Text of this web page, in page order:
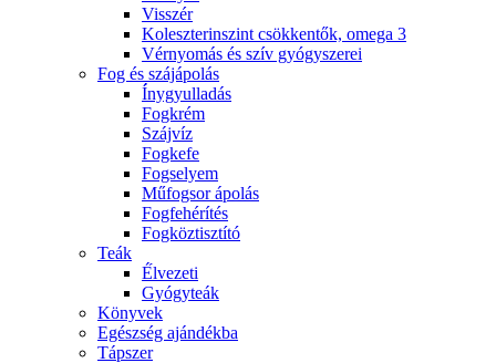
Visszér
Koleszterinszint csökkentők, omega 3
Vérnyomás és szív gyógyszerei
Fog és szájápolás
Í́nygyulladás
Fogkrém
Szájvíz
Fogkefe
Fogselyem
Műfogsor ápolás
Fogfehérítés
Fogköztisztító
Teák
É́lvezeti
Gyógyteák
Könyvek
Egészség ajándékba
Tápszer